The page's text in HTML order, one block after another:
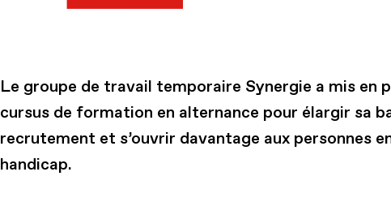
Le groupe de travail temporaire Synergie a mis en
cursus de formation en alternance pour élargir sa
recrutement et s’ouvrir davantage aux personnes
handicap.